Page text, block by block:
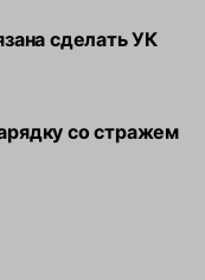
сделать УК
со стражем